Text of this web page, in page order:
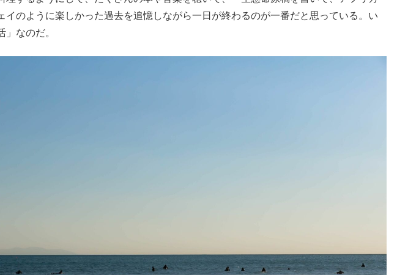
イのように楽しかった過去を追憶しながら一日が終わるのが一番だと思っている。い
」なのだ。